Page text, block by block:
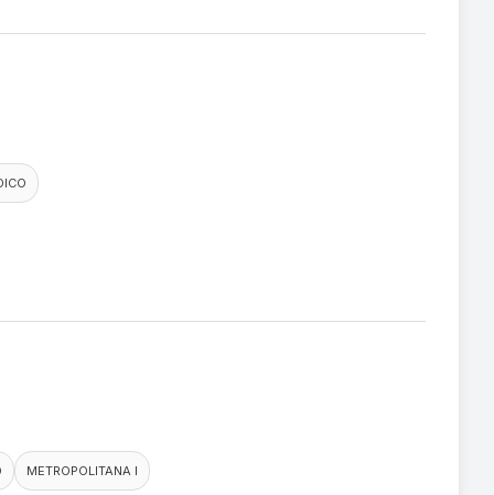
METROPOLITANA I